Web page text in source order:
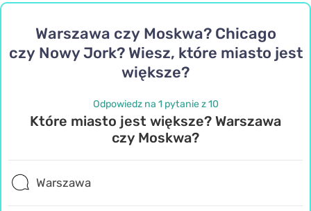
Warszawa czy Moskwa? Chicago
czy Nowy Jork? Wiesz, które miasto jest
większe?
Odpowiedz na 1 pytanie z 10
Które miasto jest większe? Warszawa
czy Moskwa?
Warszawa